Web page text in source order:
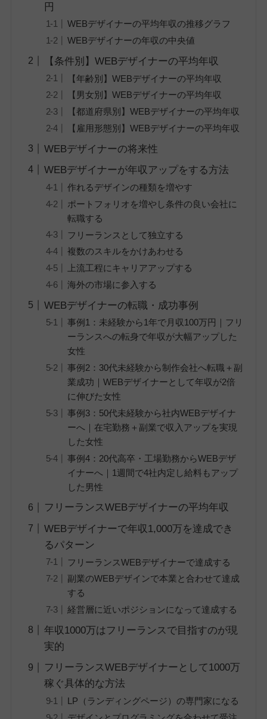
円
WEBデザイナーの平均年収の推移グラフ
WEBデザイナーの年収の中央値
【条件別】WEBデザイナーの平均年収
【年齢別】WEBデザイナーの平均年収
【男女別】WEBデザイナーの平均年収
【都道府県別】WEBデザイナーの平均年収
【雇用形態別】WEBデザイナーの平均年収
WEBデザイナーの将来性
WEBデザイナーが年収アップをする方法
作れるデザインの種類を増やす
ポートフォリオを増やし条件の良い会社に
転職する
フリーランスとして独立する
複数のスキルをかけあわせる
上流工程にキャリアアップする
海外の市場に参入する
WEBデザイナーの転職・成功事例
事例1：未経験から1年で月収100万円｜フリ
ーランスへの転身で年収が大幅アップした
女性
事例2：30代未経験から制作会社へ転職＋副
業成功｜WEBデザイナーとして年収が2倍
に伸びた女性
事例3：50代未経験から社内WEBデザイナ
ーへ｜在宅勤務＋副業で収入アップを実現
した女性
事例4：20代高卒・工場勤務からWEBデザ
イナーへ｜1週間で4社内定し給料もアップ
した男性
フリーランスWEBデザイナーの平均年収
WEBデザイナーで年収1,000万を達成でき
るパターン
フリーランスWEBデザイナーで達成する
副業のWEBデザインで本業と合わせて達成
する
経営層に近いポジションになって達成する
年収1000万はフリーランスで目指すのが現
実的
フリーランスWEBデザイナーとして1000万
稼ぐ具体的な方法
LP（ランディングページ）の専門家になる